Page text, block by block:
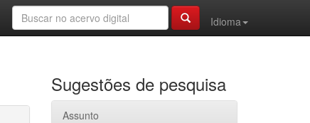
Idioma
Sugestões de pesquisa
Assunto